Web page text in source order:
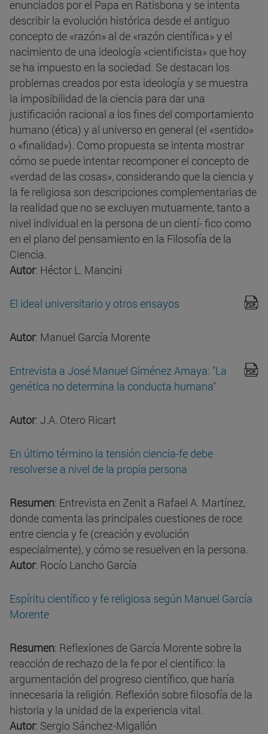
enunciados por el Papa en Ratisbona y se intenta
describir la evolución histórica desde el antiguo
concepto de «razón» al de «razón científica» y el
nacimiento de una ideología «cientificista» que hoy
se ha impuesto en la sociedad. Se destacan los
problemas creados por esta ideología y se muestra
la imposibilidad de la ciencia para dar una
justificación racional a los fines del comportamiento
humano (ética) y al universo en general (el «sentido»
o «finalidad»). Como propuesta se intenta mostrar
cómo se puede intentar recomponer el concepto de
«verdad de las cosas», considerando que la ciencia y
la fe religiosa son descripciones complementarias de
la realidad que no se excluyen mutuamente, tanto a
nivel individual en la persona de un cientí- fico como
en el plano del pensamiento en la Filosofía de la
Ciencia.
Autor: Héctor L. Mancini
El ideal universitario y otros ensayos
Autor: Manuel García Morente
Entrevista a José Manuel Giménez Amaya: "La
genética no determina la conducta humana"
Autor: J.A. Otero Ricart
En último término la tensión ciencia-fe debe
resolverse a nivel de la propia persona
Resumen: Entrevista en Zenit a Rafael A. Martínez,
donde comenta las principales cuestiones de roce
entre ciencia y fe (creación y evolución
especialmente), y cómo se resuelven en la persona.
Autor: Rocío Lancho García
Espíritu científico y fe religiosa según Manuel García
Morente
Resumen: Reflexiones de García Morente sobre la
reacción de rechazo de la fe por el científico: la
argumentación del progreso científico, que haría
innecesaria la religión. Reflexión sobre filosofía de la
historia y la unidad de la experiencia vital.
Autor: Sergio Sánchez-Migallón